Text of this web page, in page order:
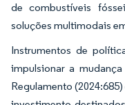
de combustíveis
soluções multimodais
Instrumentos de
impulsionar a
Regulamento